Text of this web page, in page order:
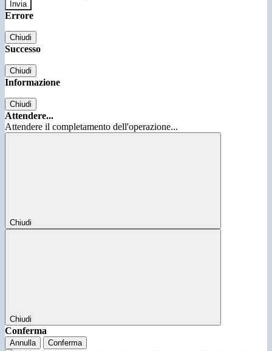
Errore
Chiudi
Successo
Chiudi
Informazione
Chiudi
Attendere...
Attendere il completamento dell'operazione...
Chiudi
Chiudi
Conferma
Annulla Conferma